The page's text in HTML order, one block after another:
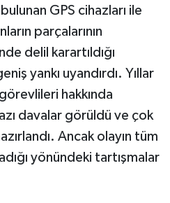
GPS cihazları ile
parçalarının
delil karartıldığı
yankı uyandırdı. Yıllar
hakkında
davalar görüldü ve çok
Ancak olayın tüm
yönündeki tartışmalar